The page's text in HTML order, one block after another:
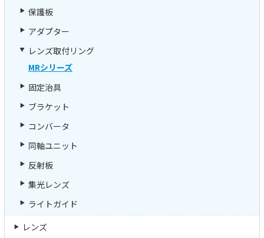
保護板
アダプター
レンズ取付リング
MRシリーズ
固定治具
ブラケット
コンバータ
同軸ユニット
反射板
集光レンズ
ライトガイド
レンズ